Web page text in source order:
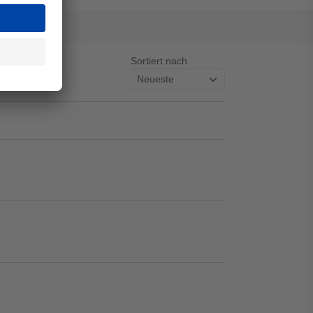
Sortiert nach